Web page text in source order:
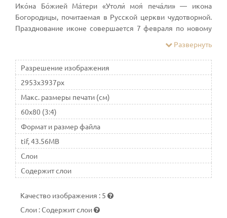
Ико́на Бо́жией Ма́тери «Утоли́ моя́ печа́ли» — икона
Богородицы, почитаемая в Русской церкви чудотворной.
Празднование иконе совершается 7 февраля по новому
Развернуть
Разрешение изображения
2953x3937px
Макс. размеры печати (см)
60x80 (3:4)
Формат и размер файла
tif, 43.56MB
Слои
Содержит слои
Качество изображения : 5
Слои :Содержит слои